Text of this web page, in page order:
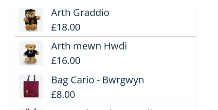
Arth Graddio
£18.00
Arth mewn Hwdi
£16.00
Bag Cario - Bwrgwyn
£8.00